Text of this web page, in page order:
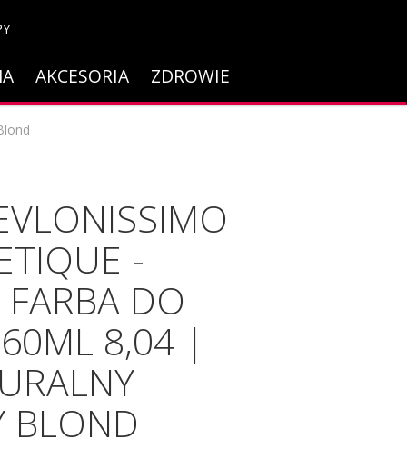
AKCESORIA ZDROWIE
-
DO
8,04 |
BLOND